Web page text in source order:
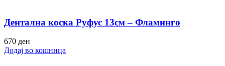
Дентална коска Руфус 13см – Фламинго
670 ден
Додај во кошница